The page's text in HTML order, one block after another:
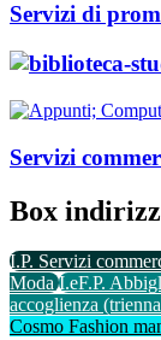
Servizi di
Servizi
Box
I.P. Servizi
ModaI.eF.P.
accoglienza
Cosmo Fashion